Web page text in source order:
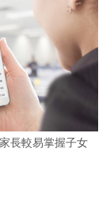
長較易掌握子女